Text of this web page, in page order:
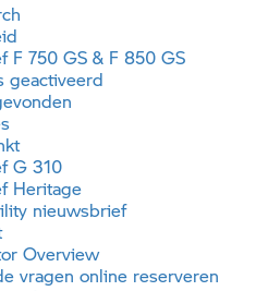
F 750 GS & F 850 GS
geactiveerd
G 310
Heritage
nieuwsbrief
Overview
vragen online reserveren